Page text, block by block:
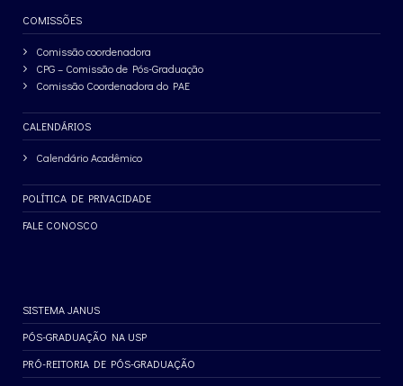
COMISSÕES
Comissão coordenadora
CPG – Comissão de Pós-Graduação
Comissão Coordenadora do PAE
CALENDÁRIOS
Calendário Acadêmico
POLÍTICA DE PRIVACIDADE
FALE CONOSCO
SISTEMA JANUS
PÓS-GRADUAÇÃO NA USP
PRÓ-REITORIA DE PÓS-GRADUAÇÃO